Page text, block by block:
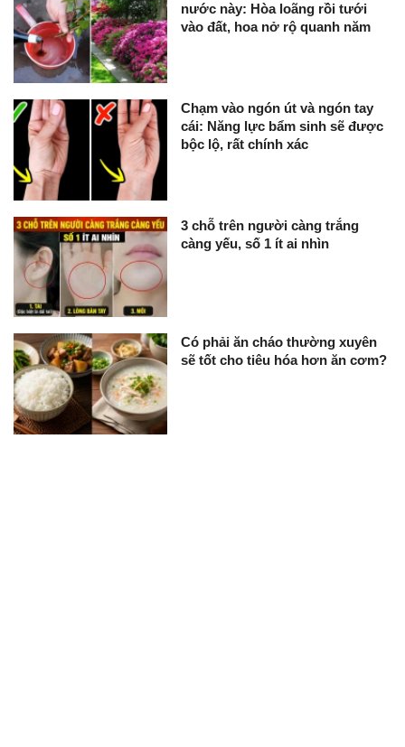
nước này: Hòa loãng rồi tưới
vào đất, hoa nở rộ quanh năm
Chạm vào ngón út và ngón tay
cái: Năng lực bẩm sinh sẽ được
bộc lộ, rất chính xác
3 chỗ trên người càng trắng
càng yếu, số 1 ít ai nhìn
Có phải ăn cháo thường xuyên
sẽ tốt cho tiêu hóa hơn ăn cơm?